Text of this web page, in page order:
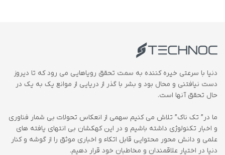
دنیا با سرعتی خیره کننده به سمت تحقق رویاهایی می رود که تا دیروز
دست نیافتنی و محال بود و بشر با گذر از دریایی از موانع یک به یک در
حال تحقق آنها است.
ما در” تک ناک” تلاش می کنیم سهمی از انعکاس تحولات بی شمار فناوری
و اخبار تکنولوژی داشته باشیم و در این کهکشان بی انتهای یافته های
علمی و دانش محور محتوایی قابل اتکاء و اخباری موثق را از گوشه و کنار
دنیا در اختیار علاقمندان و مخاطبان خود قرار دهیم.